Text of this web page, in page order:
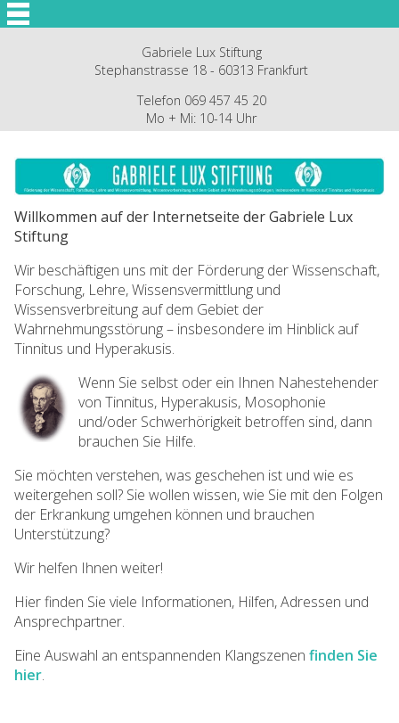
Gabriele Lux Stiftung
Stephanstrasse 18 - 60313 Frankfurt
Telefon 069 457 45 20
Mo + Mi: 10-14 Uhr
Willkommen auf der Internetseite der Gabriele Lux
Stiftung
Wir beschäftigen uns mit der Förderung der Wissenschaft,
Forschung, Lehre, Wissensvermittlung und
Wissensverbreitung auf dem Gebiet der
Wahrnehmungsstörung – insbesondere im Hinblick auf
Tinnitus und Hyperakusis.
Wenn Sie selbst oder ein Ihnen Nahestehender
von Tinnitus, Hyperakusis, Mosophonie
und/oder Schwerhörigkeit betroffen sind, dann
brauchen Sie Hilfe.
Sie möchten verstehen, was geschehen ist und wie es
weitergehen soll? Sie wollen wissen, wie Sie mit den Folgen
der Erkrankung umgehen können und brauchen
Unterstützung?
Wir helfen Ihnen weiter!
Hier finden Sie viele Informationen, Hilfen, Adressen und
Ansprechpartner.
Eine Auswahl an entspannenden Klangszenen finden Sie
hier.